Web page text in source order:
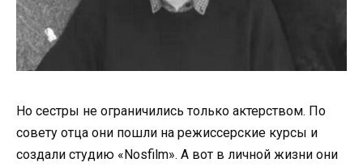
Но сестры не ограничились только актерством. По
совету отца они пошли на режиссерские курсы и
создали студию «Nosfilm». А вот в личной жизни они